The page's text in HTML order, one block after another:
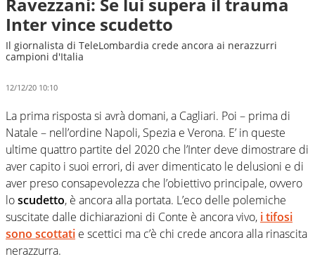
Inter vince scudetto
Il giornalista di TeleLombardia crede ancora ai nerazzurri
campioni d'Italia
12/12/20 10:10
La prima risposta si avrà domani, a Cagliari. Poi – prima di
Natale – nell’ordine Napoli, Spezia e Verona. E’ in queste
ultime quattro partite del 2020 che l’Inter deve dimostrare di
aver capito i suoi errori, di aver dimenticato le delusioni e di
aver preso consapevolezza che l’obiettivo principale, ovvero
loscudetto, è ancora alla portata. L’eco delle polemiche
suscitate dalle dichiarazioni di Conte è ancora vivo, i tifosi
sono scottati e scettici ma c’è chi crede ancora alla rinascita
nerazzurra.